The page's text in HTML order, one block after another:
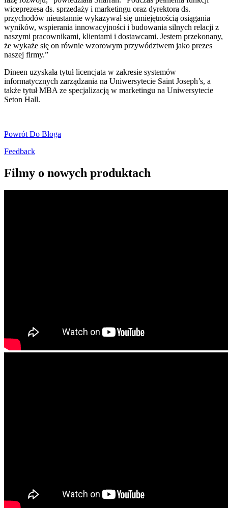
wiceprezesa ds. sprzedaży i marketingu oraz dyrektora ds.
przychodów nieustannie wykazywał się umiejętnością osiągania
wyników, wspierania innowacyjności i budowania silnych relacji z
naszymi pracownikami, klientami i dostawcami. Jestem przekonany,
że wykaże się on równie wzorowym przywództwem jako prezes
naszej firmy.”
Dineen uzyskała tytuł licencjata w zakresie systemów
informatycznych zarządzania na Uniwersytecie Saint Joseph’s, a
także tytuł MBA ze specjalizacją w marketingu na Uniwersytecie
Seton Hall.
Powrót Do Bloga
Feedback
Filmy o nowych produktach